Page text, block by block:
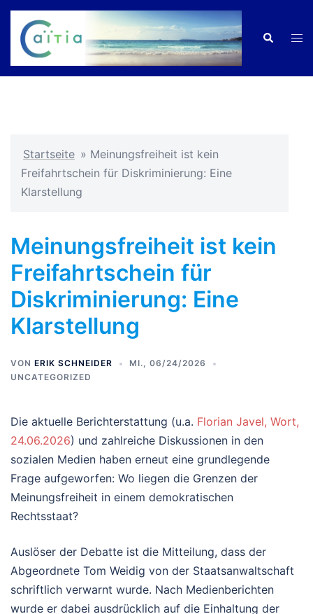
Zum
Inhalt
springen
Suche
Startseite » Meinungsfreiheit ist kein
Freifahrtschein für Diskriminierung: Eine
Klarstellung
Meinungsfreiheit ist kein
Freifahrtschein für
Diskriminierung: Eine
Klarstellung
VON ERIK SCHNEIDER
MI., 06/24/2026
UNCATEGORIZED
Die aktuelle Berichterstattung (u.a. Florian Javel, Wort,
24.06.2026) und zahlreiche Diskussionen in den
sozialen Medien haben erneut eine grundlegende
Frage aufgeworfen: Wo liegen die Grenzen der
Meinungsfreiheit in einem demokratischen
Rechtsstaat?
Auslöser der Debatte ist die Mitteilung, dass der
Abgeordnete Tom Weidig von der Staatsanwaltschaft
schriftlich verwarnt wurde. Nach Medienberichten
wurde er dabei ausdrücklich auf die Einhaltung der